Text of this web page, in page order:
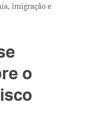
imigração e
o